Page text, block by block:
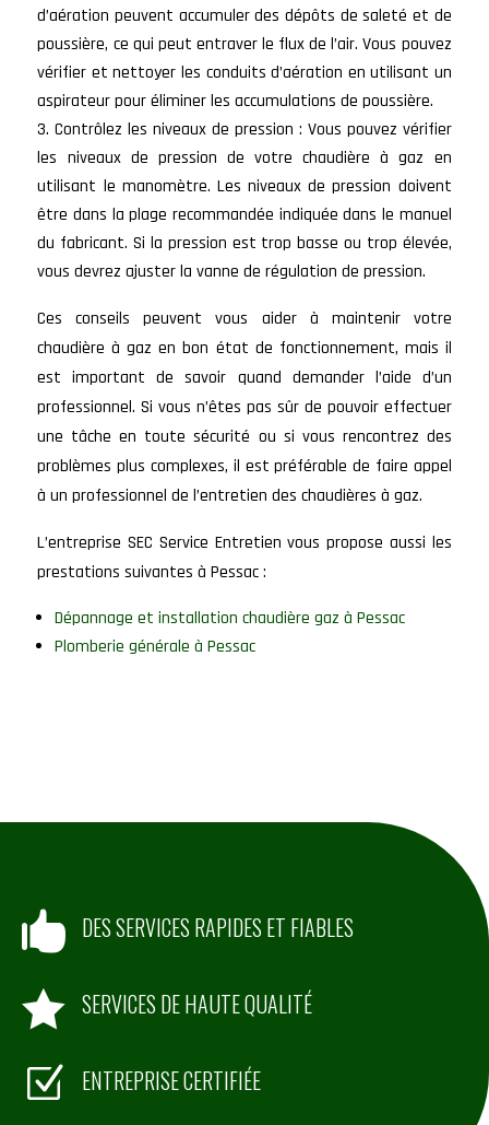
d’aération peuvent accumuler des dépôts de saleté et de
poussière, ce qui peut entraver le flux de l’air. Vous pouvez
vérifier et nettoyer les conduits d’aération en utilisant un
aspirateur pour éliminer les accumulations de poussière.
Contrôlez les niveaux de pression : Vous pouvez vérifier
les niveaux de pression de votre chaudière à gaz en
utilisant le manomètre. Les niveaux de pression doivent
être dans la plage recommandée indiquée dans le manuel
du fabricant. Si la pression est trop basse ou trop élevée,
vous devrez ajuster la vanne de régulation de pression.
Ces conseils peuvent vous aider à maintenir votre
chaudière à gaz en bon état de fonctionnement, mais il
est important de savoir quand demander l’aide d’un
professionnel. Si vous n’êtes pas sûr de pouvoir effectuer
une tâche en toute sécurité ou si vous rencontrez des
problèmes plus complexes, il est préférable de faire appel
à un professionnel de l’entretien des chaudières à gaz.
L’entreprise SEC Service Entretien vous propose aussi les
prestations suivantes à Pessac :
Dépannage et installation chaudière gaz à Pessac
Plomberie générale à Pessac
 DES SERVICES RAPIDES ET FIABLES
 SERVICES DE HAUTE QUALITÉ
Z ENTREPRISE CERTIFIÉE